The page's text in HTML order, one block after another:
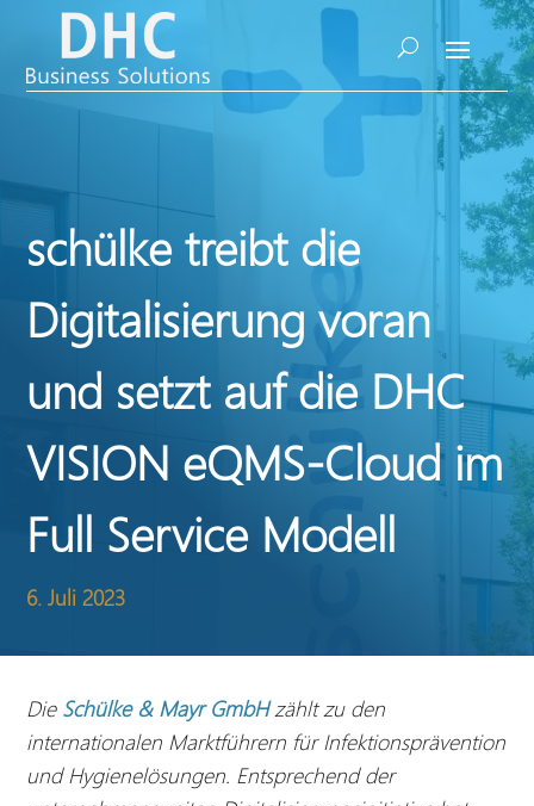
schülke treibt die
Digitalisierung voran
und setzt auf die DHC
VISION eQMS-Cloud im
Full Service Modell
6. Juli 2023
Die Schülke & Mayr GmbH zählt zu den
internationalen Marktführern für Infektionsprävention
und Hygienelösungen. Entsprechend der